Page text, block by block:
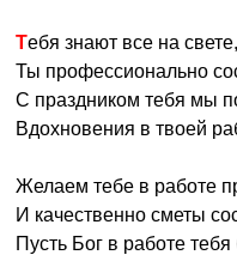
Тебя знают все на свете,
Ты профессионально
С праздником тебя мы
Вдохновения в твоей
Желаем тебе в работе
И качественно сметы
Пусть Бог в работе тебя